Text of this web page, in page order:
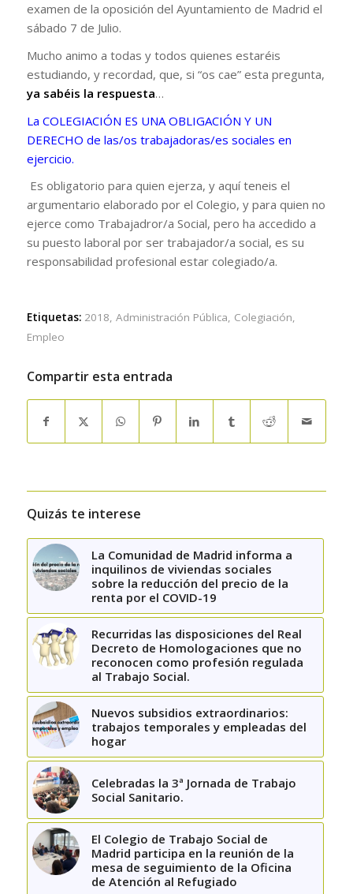
examen de la oposición del Ayuntamiento de Madrid el
sábado 7 de Julio.
Mucho animo a todas y todos quienes estaréis
estudiando, y recordad, que, si “os cae” esta pregunta,
ya sabéis la respuesta…
La COLEGIACIÓN ES UNA OBLIGACIÓN Y UN
DERECHO de las/os trabajadoras/es sociales en
ejercicio.
Es obligatorio para quien ejerza, y aquí teneis el
argumentario elaborado por el Colegio, y para quien no
ejerce como Trabajadror/a Social, pero ha accedido a
su puesto laboral por ser trabajador/a social, es su
responsabilidad profesional estar colegiado/a.
Etiquetas: 2018, Administración Pública, Colegiación,
Empleo
Compartir esta entrada
Quizás te interese
La Comunidad de Madrid informa a
inquilinos de viviendas sociales
sobre la reducción del precio de la
renta por el COVID-19
Recurridas las disposiciones del Real
Decreto de Homologaciones que no
reconocen como profesión regulada
al Trabajo Social.
Nuevos subsidios extraordinarios:
trabajos temporales y empleadas del
hogar
Celebradas la 3ª Jornada de Trabajo
Social Sanitario.
El Colegio de Trabajo Social de
Madrid participa en la reunión de la
mesa de seguimiento de la Oficina
de Atención al Refugiado